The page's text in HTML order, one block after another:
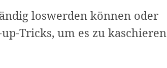
loswerden können oder
Tricks, um es zu kaschieren